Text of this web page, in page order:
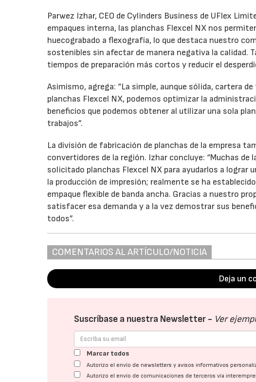
Parwez Izhar, CEO de Cylinders Business de UFlex
empaques interna, las planchas Flexcel NX nos
huecograbado a flexografía, lo que destaca nuestro
sostenibles sin afectar de manera negativa la calidad.
tiempos de preparación más cortos y reducir el
Asimismo, agrega: “La simple, aunque sólida, cartera
planchas Flexcel NX, podemos optimizar la
beneficios que podemos obtener al utilizar una sola
trabajos”.
La división de fabricación de planchas de la empresa
convertidores de la región. Izhar concluye: “Muchas de
solicitado planchas Flexcel NX para ayudarlos a lograr
la producción de impresión; realmente se ha
empaque flexible de banda ancha. Gracias a nuestro
satisfacer esa demanda y a la vez demostrar sus
todos”.
COMENTARIOS AL ARTÍCULO/NOTICIA
Deja un
Suscríbase a nuestra Newsletter - Ver
Marcar todos
Autorizo el envío de newsletters y avisos informativos
Autorizo el envío de comunicaciones de terceros vía